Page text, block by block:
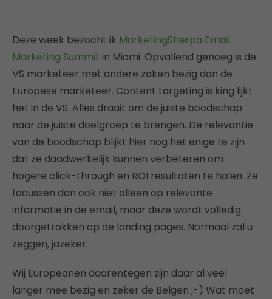
Deze week bezocht ik MarketingSherpa Email
Marketing Summit in Miami. Opvallend genoeg is de
VS marketeer met andere zaken bezig dan de
Europese marketeer. Content targeting is king lijkt
het in de VS. Alles draait om de juiste boodschap
naar de juiste doelgroep te brengen. De relevantie
van de boodschap blijkt hier nog het enige te zijn
dat ze daadwerkelijk kunnen verbeteren om
hogere click-through en ROI resultaten te halen. Ze
focussen dan ook niet alleen op relevante
informatie in de email, maar deze wordt volledig
doorgetrokken op de landing pages. Normaal zal u
zeggen, jazeker.
Wij Europeanen daarentegen zijn daar al veel
langer mee bezig en zeker de Belgen ,-) Wat moet